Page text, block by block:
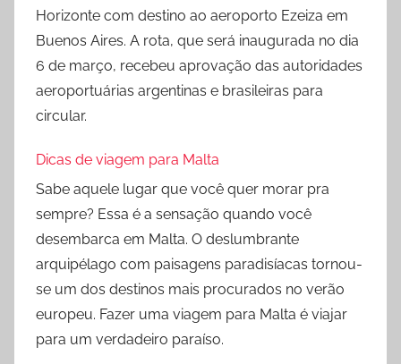
Horizonte com destino ao aeroporto Ezeiza em
Buenos Aires. A rota, que será inaugurada no dia
6 de março, recebeu aprovação das autoridades
aeroportuárias argentinas e brasileiras para
circular.
Dicas de viagem para Malta
Sabe aquele lugar que você quer morar pra
sempre? Essa é a sensação quando você
desembarca em Malta. O deslumbrante
arquipélago com paisagens paradisíacas tornou-
se um dos destinos mais procurados no verão
europeu. Fazer uma viagem para Malta é viajar
para um verdadeiro paraíso.